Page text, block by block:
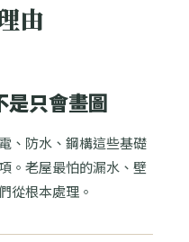
由
是只會畫圖
、防水、鋼構這些基礎
。老屋最怕的漏水、壁
從根本處理。